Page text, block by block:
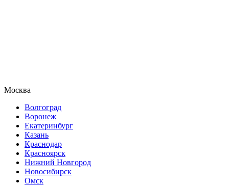
Москва
Волгоград
Воронеж
Екатеринбург
Казань
Краснодар
Красноярск
Нижний Новгород
Новосибирск
Омск